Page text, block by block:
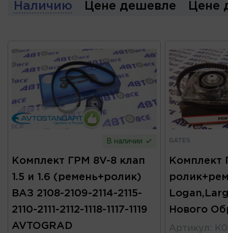
Наличию Цене дешевле Цене
В наличии
Комплект ГРМ 8V-8 клап
1.5 и 1.6 (ремень+ролик)
ВАЗ 2108-2109-2114-2115-
2110-2111-2112-1118-1117-1119
AVTOGRAD
GATES
Комплект
Нового
Артикул :